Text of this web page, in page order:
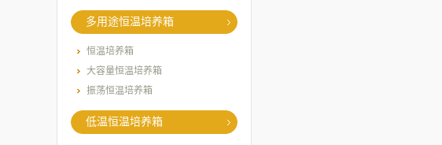
多用途恒温培养箱
恒温培养箱
大容量恒温培养箱
振荡恒温培养箱
低温恒温培养箱